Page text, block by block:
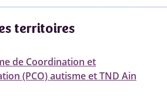
territoires
de Coordination et
(PCO) autisme et TND Ain